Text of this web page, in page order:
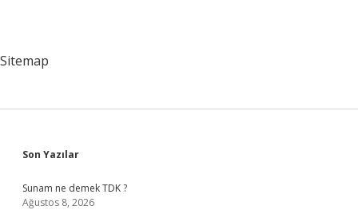
Sitemap
Sidebar
Son Yazılar
Sunam ne demek TDK ?
Ağustos 8, 2026